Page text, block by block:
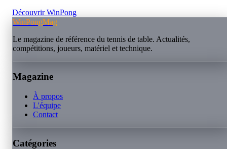
Découvrir WinPong
WinPongMag
Le magazine de référence du tennis de table. Actualités,
compétitions, joueurs, matériel et technique.
Magazine
À propos
L'équipe
Contact
Catégories